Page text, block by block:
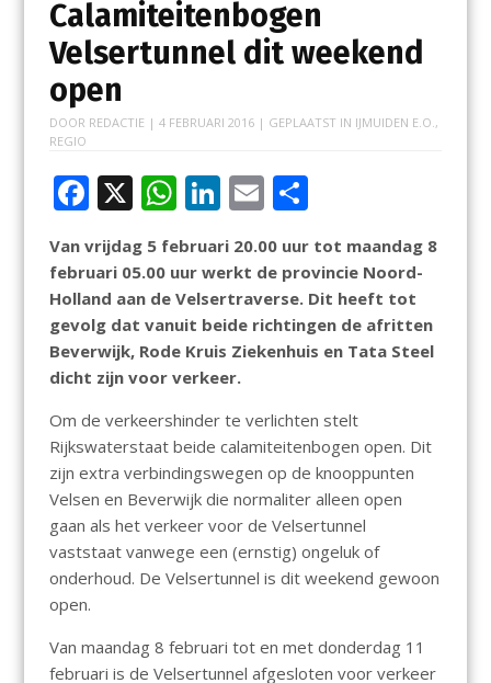
Calamiteitenbogen
Velsertunnel dit weekend
open
DOOR REDACTIE | 4 FEBRUARI 2016| GEPLAATST IN IJMUIDEN E.O. ,
REGIO
F
ac
e
b
o
o
k
X W
h
at
s
A
p
p
Li
n
k
e
dI
n
E
ai
l
D
e
n
Van vrijdag 5 februari 20.00 uur tot maandag 8
februari 05.00 uur werkt de provincie Noord-
Holland aan de Velsertraverse. Dit heeft tot
gevolg dat vanuit beide richtingen de afritten
Beverwijk, Rode Kruis Ziekenhuis en Tata Steel
dicht zijn voor verkeer.
Om de verkeershinder te verlichten stelt
Rijkswaterstaat beide calamiteitenbogen open. Dit
zijn extra verbindingswegen op de knooppunten
Velsen en Beverwijk die normaliter alleen open
gaan als het verkeer voor de Velsertunnel
vaststaat vanwege een (ernstig) ongeluk of
onderhoud. De Velsertunnel is dit weekend gewoon
open.
Van maandag 8 februari tot en met donderdag 11
februari is de Velsertunnel afgesloten voor verkeer